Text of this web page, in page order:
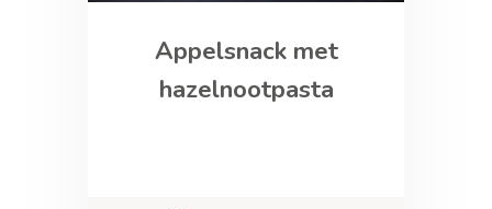
Appelsnack met
hazelnootpasta